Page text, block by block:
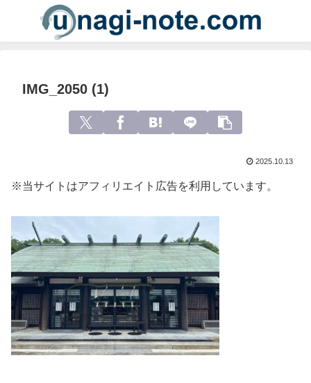
IMG_2050 (1)
2025.10.13
※当サイトはアフィリエイト広告を利用しています。